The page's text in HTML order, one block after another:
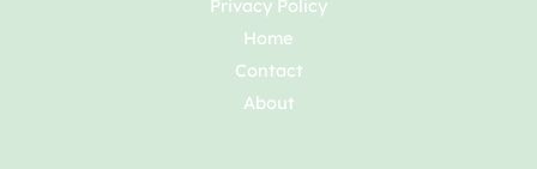
Privacy Policy
Home
Contact
About